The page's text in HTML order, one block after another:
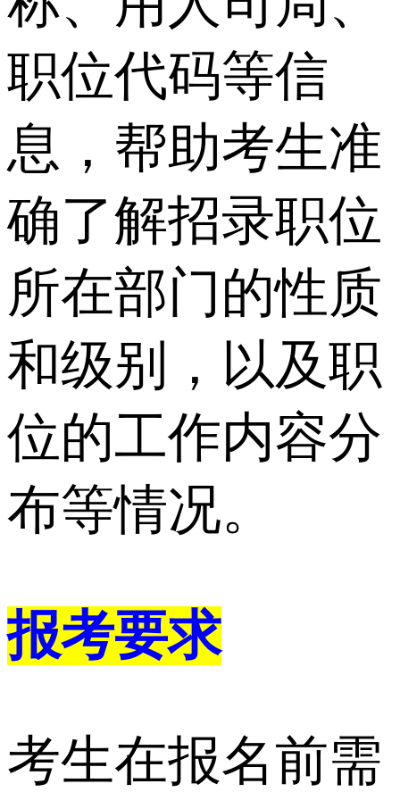
职位代码等信
息，帮助考生准
确了解招录职位
所在部门的性质
和级别，以及职
位的工作内容分
布等情况。
报考要求
考生在报名前需